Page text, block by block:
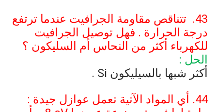
43.
تتناقص مقاومة الجرافيت عندما ترتفع
درجة الحرارة . فهل توصيل الجرافيت
للكهرباء أكثر من النحاس أم السليكون ؟
الحل :
أكثر شبها بالسيليكون Si
.
44. أي المواد الآتية تعمل عوازل جيدة :